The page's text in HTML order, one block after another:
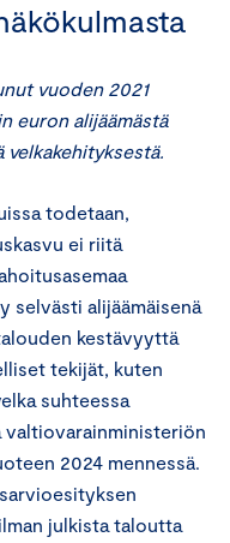
vuoden 2021
euron alijäämästä
todetaan,
ei riitä
selvästi alijäämäisenä
kestävyyttä
tekijät, kuten
suhteessa
2024 mennessä.
julkista taloutta